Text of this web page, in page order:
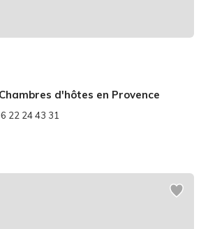
d'hôtes en Provence
22 24 43 31